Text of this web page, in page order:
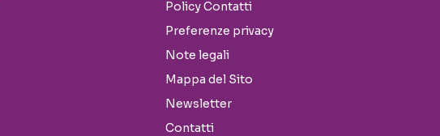
Policy Contatti
Preferenze privacy
Note legali
Mappa del Sito
Newsletter
Contatti